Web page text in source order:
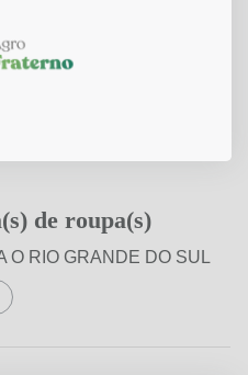
de roupa(s)
O RIO GRANDE DO SUL
WhatsAppFacebook
Compartilhar Twitter